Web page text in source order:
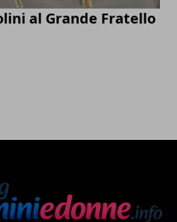
al Grande Fratello